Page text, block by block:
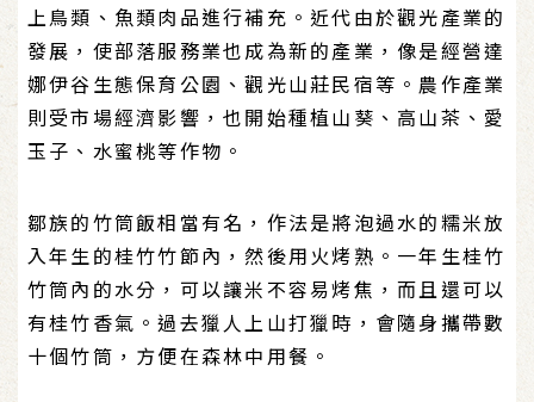
上鳥類、魚類肉品進行補充。近代由於觀光產業的
發展，使部落服務業也成為新的產業，像是經營達
娜伊谷生態保育公園、觀光山莊民宿等。農作產業
則受市場經濟影響，也開始種植山葵、高山茶、愛
玉子、水蜜桃等作物。
鄒族的竹筒飯相當有名，作法是將泡過水的糯米放
入年生的桂竹竹節內，然後用火烤熟。一年生桂竹
竹筒內的水分，可以讓米不容易烤焦，而且還可以
有桂竹香氣。過去獵人上山打獵時，會隨身攜帶數
十個竹筒，方便在森林中用餐。